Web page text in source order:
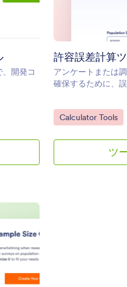
開発コ
許容誤差計算
アンケートまたは
確保するために、
Go to Category:
Calculator Tools
ツ